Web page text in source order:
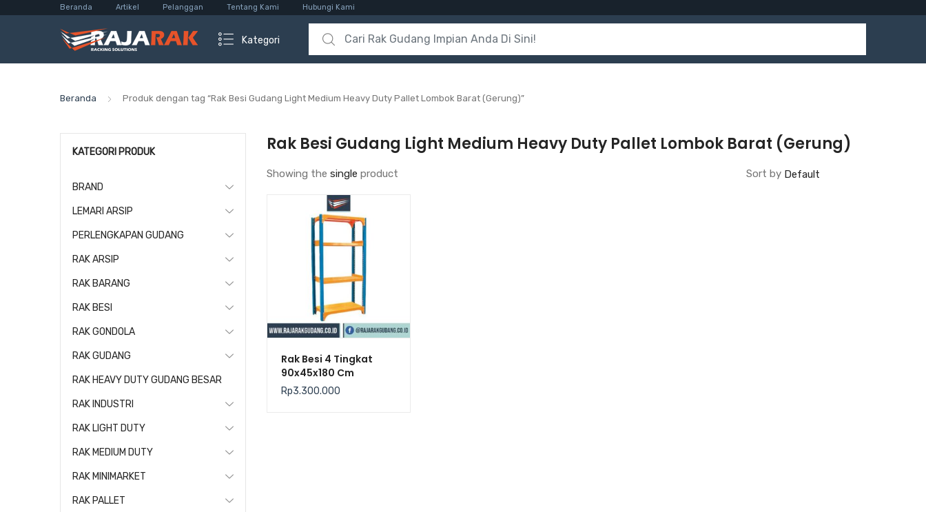
Beranda Artikel Pelanggan Tentang Kami Hubungi Kami
Kategori
Search for:
Beranda Produk dengan tag “Rak Besi Gudang Light Medium Heavy Duty Pallet Lombok Barat (Gerung)”
Rak Besi Gudang Light Medium Heavy Duty Pallet Lombok Barat (Gerung)
Showing the single product Sort by
Rak Besi 4 Tingkat
90x45x180 Cm
Krisbow – Kekuatan
300Kg / Level
Rp3.300.000
KATEGORI PRODUK
BRAND
LEMARI ARSIP
PERLENGKAPAN GUDANG
RAK ARSIP
RAK BARANG
RAK BESI
RAK GONDOLA
RAK GUDANG
RAK HEAVY DUTY GUDANG BESAR
RAK INDUSTRI
RAK LIGHT DUTY
RAK MEDIUM DUTY
RAK MINIMARKET
RAK PALLET